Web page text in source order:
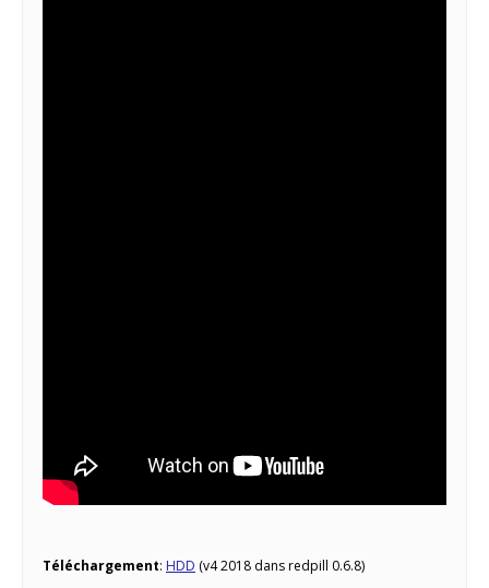
Téléchargement: HDD (v4 2018 dans redpill 0.6.8)